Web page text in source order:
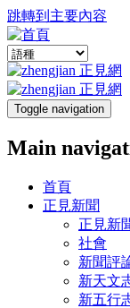
跳轉到主要內容
Toggle navigation
Main
首頁
正見新聞
正見新
社會
新聞評
新天文
新五行